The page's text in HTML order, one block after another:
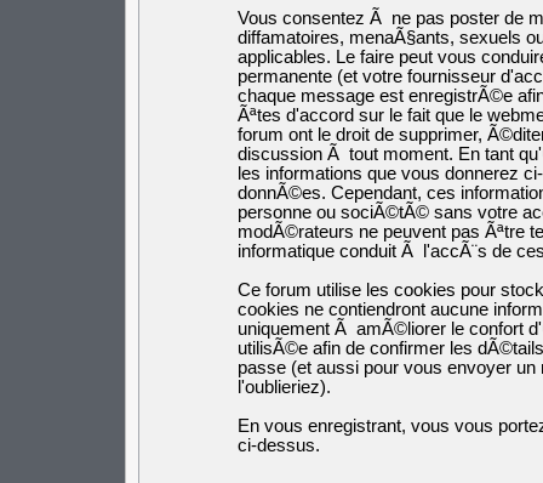
Vous consentez Ã ne pas poster de
diffamatoires, menaÃ§ants, sexuels
applicables. Le faire peut vous
permanente (et votre fournisseur
chaque message est enregistrÃ©e
Ãªtes d'accord sur le fait que le
forum ont le droit de supprimer,
discussion Ã tout moment. En tant
les informations que vous donnerez
donnÃ©es. Cependant, ces
personne ou sociÃ©tÃ© sans votre
modÃ©rateurs ne peuvent pas Ãªtre
informatique conduit Ã l'accÃ¨s de
Ce forum utilise les cookies pour
cookies ne contiendront aucune
uniquement Ã amÃ©liorer le confort
utilisÃ©e afin de confirmer les
passe (et aussi pour vous envoyer
l'oublieriez).
En vous enregistrant, vous vous
ci-dessus.